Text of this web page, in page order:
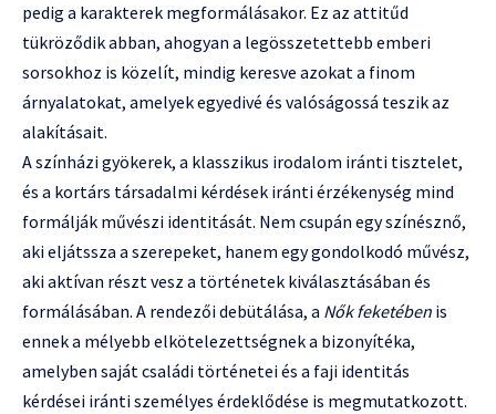
pedig a karakterek megformálásakor. Ez az attitűd
tükröződik abban, ahogyan a legösszetettebb emberi
sorsokhoz is közelít, mindig keresve azokat a finom
árnyalatokat, amelyek egyedivé és valóságossá teszik az
alakításait.
A színházi gyökerek, a klasszikus irodalom iránti tisztelet,
és a kortárs társadalmi kérdések iránti érzékenység mind
formálják művészi identitását. Nem csupán egy színésznő,
aki eljátssza a szerepeket, hanem egy gondolkodó művész,
aki aktívan részt vesz a történetek kiválasztásában és
formálásában. A rendezői debütálása, a Nők feketében is
ennek a mélyebb elkötelezettségnek a bizonyítéka,
amelyben saját családi történetei és a faji identitás
kérdései iránti személyes érdeklődése is megmutatkozott.